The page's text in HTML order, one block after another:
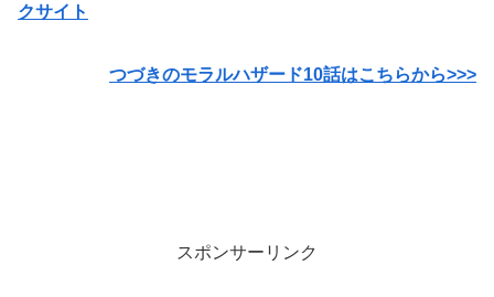
クサイト
つづきのモラルハザード10話はこちらから>>>
スポンサーリンク